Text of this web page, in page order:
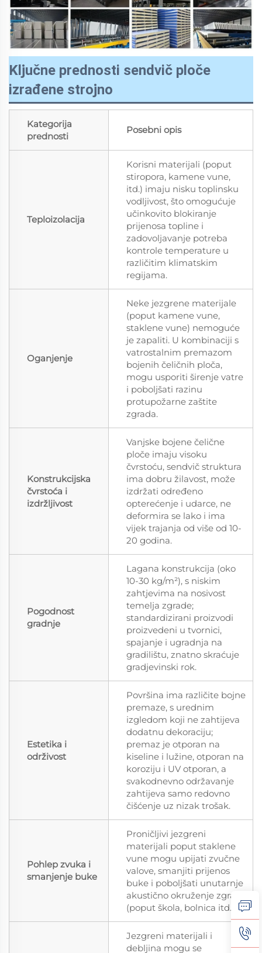
Ključne prednosti sendvič ploče
izrađene strojno
Kategorija
prednosti
Posebni opis
Teploizolacija
Korisni materijali (poput
stiropora, kamene vune,
itd.) imaju nisku toplinsku
vodljivost, što omogućuje
učinkovito blokiranje
prijenosa topline i
zadovoljavanje potreba
kontrole temperature u
različitim klimatskim
regijama.
Oganjenje
Neke jezgrene materijale
(poput kamene vune,
staklene vune) nemoguće
je zapaliti. U kombinaciji s
vatrostalnim premazom
bojenih čeličnih ploča,
mogu usporiti širenje vatre
i poboljšati razinu
protupožarne zaštite
zgrada.
Konstrukcijska
čvrstoća i
izdržljivost
Vanjske bojene čelične
ploče imaju visoku
čvrstoću, sendvič struktura
ima dobru žilavost, može
izdržati određeno
opterećenje i udarce, ne
deformira se lako i ima
vijek trajanja od više od 10-
20 godina.
Pogodnost
gradnje
Lagana konstrukcija (oko
10-30 kg/m²), s niskim
zahtjevima na nosivost
temelja zgrade;
standardizirani proizvodi
proizvedeni u tvornici,
spajanje i ugradnja na
gradilištu, znatno skraćuje
gradjevinski rok.
Estetika i
održivost
Površina ima različite bojne
premaze, s urednim
izgledom koji ne zahtijeva
dodatnu dekoraciju;
premaz je otporan na
kiseline i lužine, otporan na
koroziju i UV otporan, a
svakodnevno održavanje
zahtijeva samo redovno
čišćenje uz nizak trošak.
Pohlep zvuka i
smanjenje buke
Proničljivi jezgreni
materijali poput staklene
vune mogu upijati zvučne
valove, smanjiti prijenos
buke i poboljšati unutarnje
akustično okruženje zgrada
(poput škola, bolnica itd.).
Jezgreni materijali i
debljina mogu se